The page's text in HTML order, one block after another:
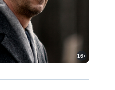
16+